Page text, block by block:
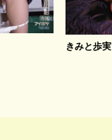
きみと歩実